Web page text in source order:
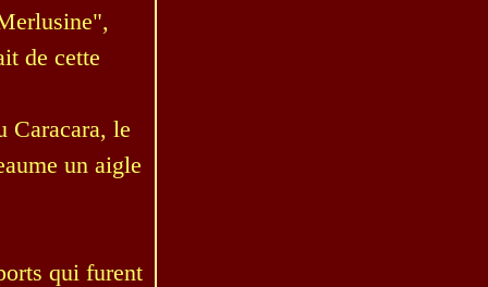
de cette
Caracara, le
un aigle
qui furent